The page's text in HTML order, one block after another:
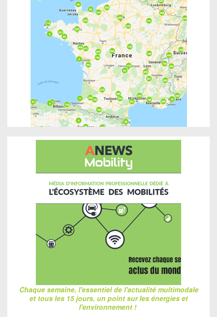
Chaque semaine, l'essentiel de l'actualité multimodale
et tous les 15 jours, un point sur les énergies et
l'environnement !